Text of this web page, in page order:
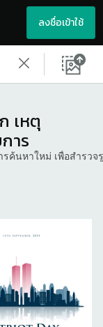
ลงชื่อเข้าใช้
เหตุ
าร
ค้นหาใหม่ เพื่อสํารว